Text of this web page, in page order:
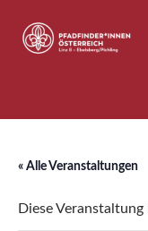
Inhalt
springen
« Alle Veranstaltungen
Diese